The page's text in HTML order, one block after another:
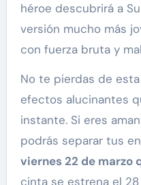
héroe descubrirá a
versión mucho más
con fuerza bruta y
No te pierdas de
efectos alucinantes
instante. Si eres
podrás separar tus
viernes 22 de marzo
cinta se estrena el